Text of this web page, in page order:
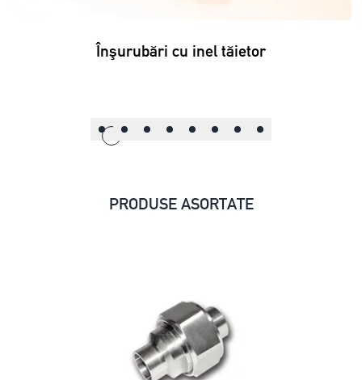
Înşurubări cu inel tăietor
PRODUSE ASORTATE